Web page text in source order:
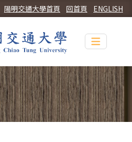
ENGLISH
回首頁
陽明交通大學首頁
Toggle